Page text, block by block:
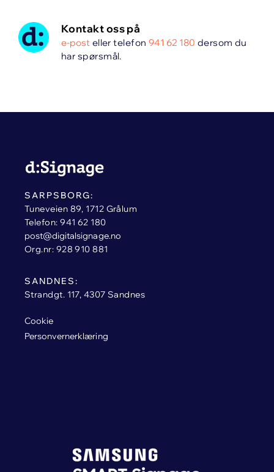
Kontakt oss på
e-post eller telefon 941 62 180 dersom du
har spørsmål.
SARPSBORG:
Tuneveien 89, 1712 Grålum
Telefon: 941 62 180
post@digitalsignage.no
Org.nr: 928 910 881
SANDNES:
Strandgt. 117, 4307 Sandnes
Cookie
Personvernerklæring